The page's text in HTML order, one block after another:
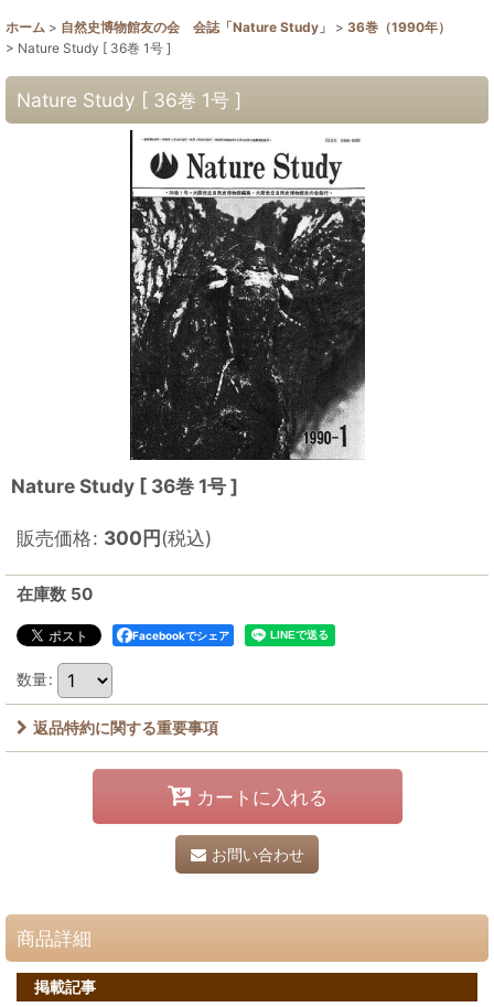
ホーム > 自然史博物館友の会 会誌「Nature Study」 > 36巻（1990年）
> Nature Study [ 36巻 1号 ]
Nature Study [ 36巻 1号 ]
Nature Study [ 36巻 1号 ]
販売価格: 300円(税込)
在庫数 50
Facebookでシェア
数量:
返品特約に関する重要事項
カートに入れる
お問い合わせ
商品詳細
掲載記事